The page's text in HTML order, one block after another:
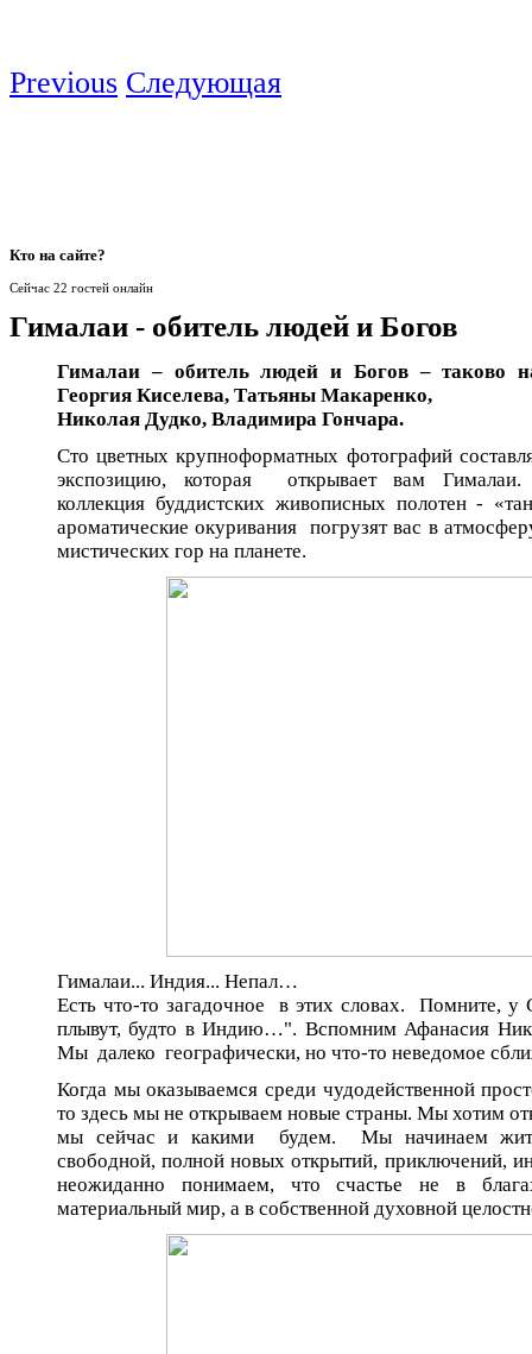
Previous Следующая
Кто на сайте?
Сейчас 22 гостей онлайн
Гималаи - обитель людей и Богов
Гималаи – обитель людей и Богов – таково
Георгия Киселева, Татьяны Макаренко,
Николая Дудко, Владимира Гончара.
Сто цветных крупноформатных фотографий
экспозицию, которая открывает вам Гималаи.
коллекция буддистских живописных полотен -
ароматические окуривания погрузят вас в
мистических гор на планете.
Гималаи... Индия... Непал…
Есть что-то загадочное в этих словах. Помните, у
плывут, будто в Индию…". Вспомним Афанасия
Мы далеко географически, но что-то неведомое
Когда мы оказываемся среди чудодейственной
то здесь мы не открываем новые страны. Мы хотим
мы сейчас и какими будем. Мы начинаем
свободной, полной новых открытий, приключений,
неожиданно понимаем, что счастье не в
материальный мир, а в собственной духовной